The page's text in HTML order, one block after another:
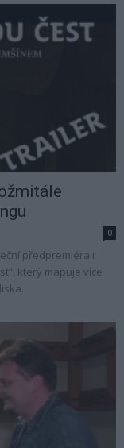
0
předpremiéra i
který mapuje více